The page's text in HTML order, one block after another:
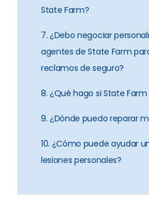
State Farm?
7. ¿Debo negociar
agentes de State Farm
reclamos de seguro?
8. ¿Qué hago si State
9. ¿Dónde puedo reparar
10. ¿Cómo puede ayudar
lesiones personales?